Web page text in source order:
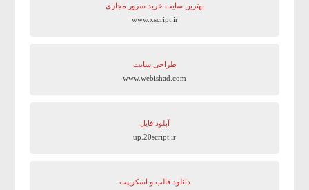
بهترین سایت‌ خرید سرور مجازی
www.xscript.ir
طراحی سایت
www.webishad.com
آپلود فایل
up.20script.ir
دانلود قالب و اسکریپت